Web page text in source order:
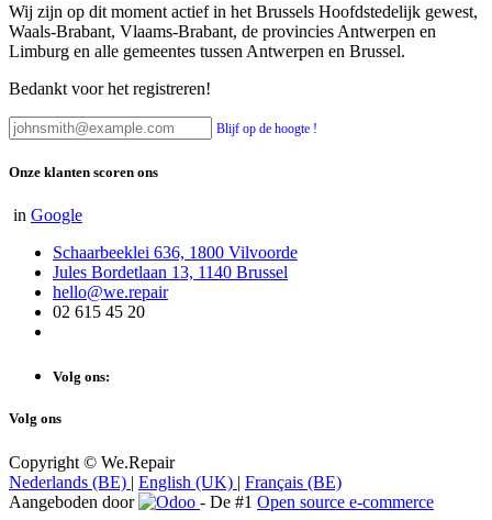
Wij zijn op dit moment actief in het Brussels Hoofdstedelijk gewest,
Waals-Brabant, Vlaams-Brabant, de provincies Antwerpen en
Limburg en alle gemeentes tussen Antwerpen en Brussel.
Bedankt voor het registreren!
Blijf op de hoogte !
Onze klanten scoren ons
in Google
Schaarbeeklei 636, 1800 Vilvoorde
Jules Bordetlaan 13, 1140 Brussel
hello@we.repair
02 615 45 20
Volg ons:
Volg ons
Copyright © We.Repair
Nederlands (BE) | English (UK) | Français (BE)
Aangeboden door
- De #1 Open source e-commerce